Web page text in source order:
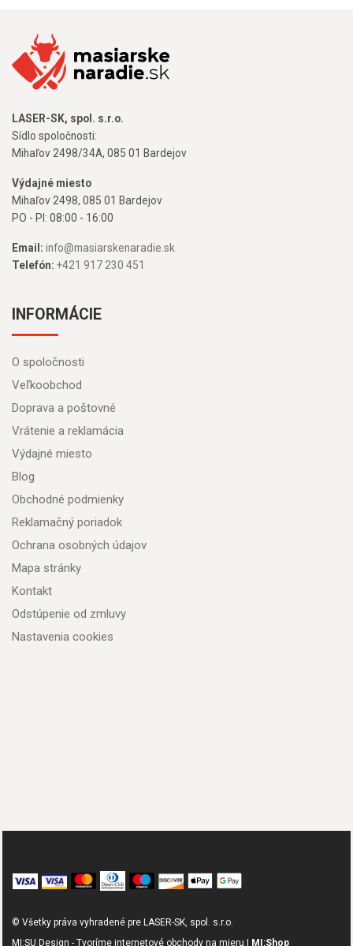
LASER-SK, spol. s.r.o.
Sídlo spoločnosti:
Mihaľov 2498/34A, 085 01 Bardejov
Výdajné miesto
Mihaľov 2498, 085 01 Bardejov
PO - PI: 08:00 - 16:00
Email: info@masiarskenaradie.sk
Telefón: +421 917 230 451
INFORMÁCIE
O spoločnosti
Veľkoobchod
Doprava a poštovné
Vrátenie a reklamácia
Výdajné miesto
Blog
Obchodné podmienky
Reklamačný poriadok
Ochrana osobných údajov
Mapa stránky
Kontakt
Odstúpenie od zmluvy
Nastavenia cookies
© Všetky práva vyhradené pre LASER-SK, spol. s.r.o.
MI:SU Design - Tvoríme internetové obchody na mieru |
MI:Shop